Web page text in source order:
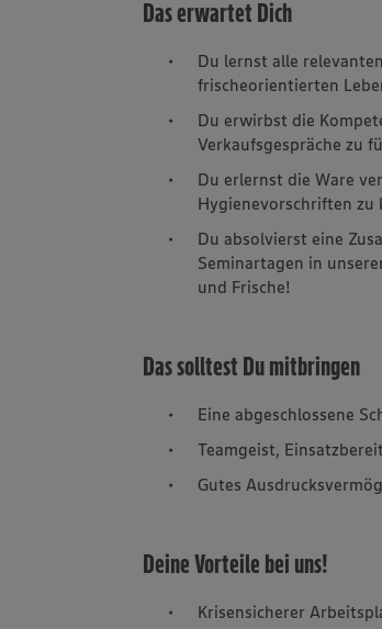
Das erwartet Dich
Du lernst alle
frischeorientierten
Du erwirbst die
Verkaufsgespräche zu
Du erlernst die Ware
Hygienevorschriften
Du absolvierst eine
Seminartagen in
und Frische!
Das solltest Du mitbringen
Eine abgeschlossene
Teamgeist,
Gutes
Deine Vorteile bei uns!
Krisensicherer